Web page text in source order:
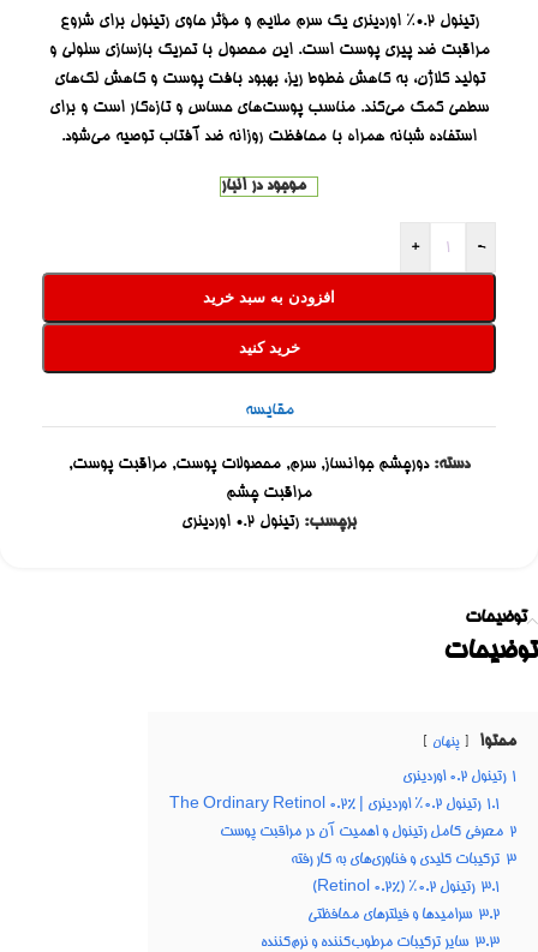
رتینول ۰.۲٪ اوردینری یک سرم ملایم و مؤثر حاوی رتینول برای شروع
مراقبت ضد پیری پوست است. این محصول با تحریک بازسازی سلولی و
تولید کلاژن، به کاهش خطوط ریز، بهبود بافت پوست و کاهش لک‌های
سطحی کمک می‌کند. مناسب پوست‌های حساس و تازه‌کار است و برای
استفاده شبانه همراه با محافظت روزانه ضد آفتاب توصیه می‌شود.
موجود در انبار
-
+
افزودن به سبد خرید
خرید کنید
مقایسه
دسته: دورچشم جوانساز, سرم, محصولات پوست, مراقبت پوست,
مراقبت چشم
برچسب: رتینول ۰.۲ اوردینری
توضیحات
توضیحات
محتوا پنهان
1 رتینول ۰.۲ اوردینری
1.1 رتینول ۰.۲٪ اوردینری | The Ordinary Retinol 0.2%
2 معرفی کامل رتینول و اهمیت آن در مراقبت پوست
3 ترکیبات کلیدی و فناوری‌های به کار رفته
3.1 رتینول ۰.۲٪ (Retinol 0.2%)
3.2 سرامیدها و فیلترهای محافظتی
3.3 سایر ترکیبات مرطوب‌کننده و نرم‌کننده